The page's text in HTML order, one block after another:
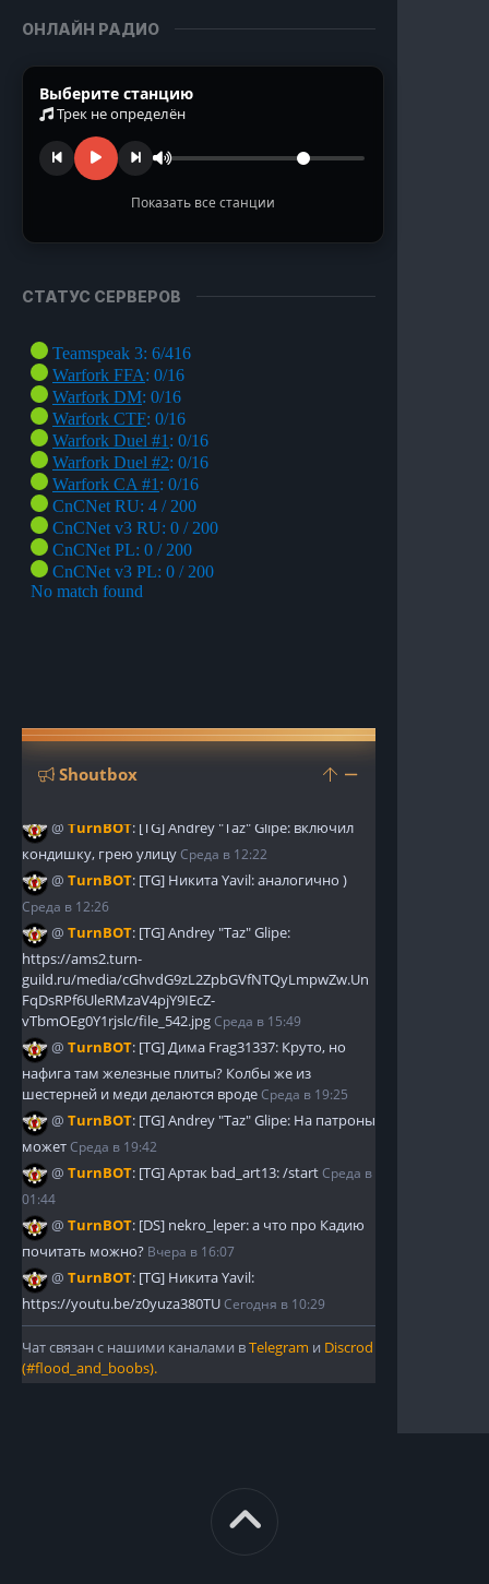
ОНЛАЙН РАДИО
Выберите станцию
Трек не определён
Показать все станции
TURN Radio
СТАТУС СЕРВЕРОВ